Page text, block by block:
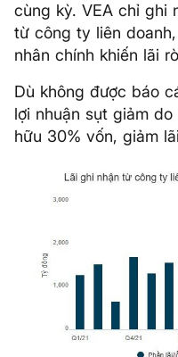
cùng kỳ. VEA chỉ ghi
từ công ty liên
nhân chính khiến lãi
Dù không được báo
lợi nhuận sụt giảm
hữu 30% vốn, giảm